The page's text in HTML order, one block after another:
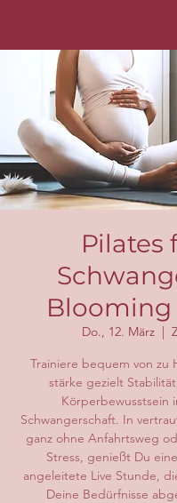
Pilates
Blooming
Do., 12. März
  |
Trainiere bequem von zu
stärke gezielt
Körperbewusstsein
Schwangerschaft. In
ganz ohne Anfahrtsweg
Stress, genießt Du
angeleitete Live Stunde,
Deine Bedürfnisse